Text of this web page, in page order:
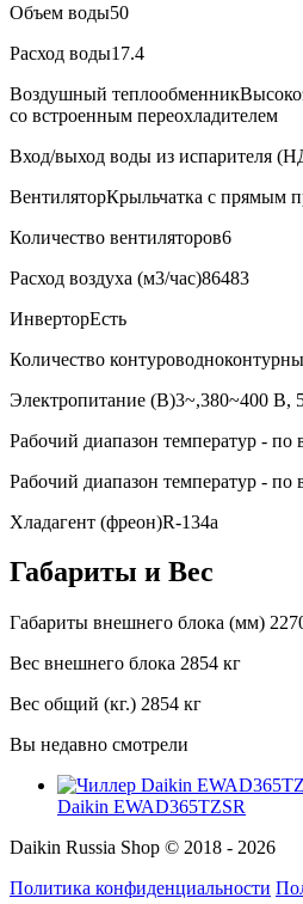
Объем воды50
Расход воды17.4
Воздушный теплообменник
со встроенным переохладителем
Вход/выход воды из испарителя
ВентиляторКрыльчатка с прямым
Количество вентиляторов6
Расход воздуха (м3/час)86483
ИнверторЕсть
Количество контуров
Электропитание (В)3~,380~400 В,
Рабочий диапазон температур - по
Рабочий диапазон температур - по
Хладагент (фреон)R-134a
Габариты и Вес
Габариты внешнего блока (мм)
Вес внешнего блока 2854 кг
Вес общий (кг.) 2854 кг
Вы недавно смотрели
Daikin EWAD365TZSR
Daikin Russia Shop © 2018 - 2026
Политика конфиденциальности